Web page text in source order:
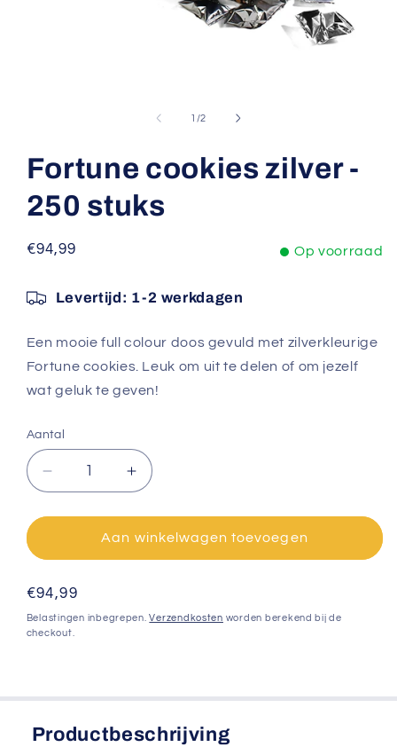
1 /van
2
Fortune cookies zilver -
250 stuks
Normale
€94,99 Op voorraad
Levertijd: 1-2 werkdagen
Een mooie full colour doos gevuld met zilverkleurige
Fortune cookies. Leuk om uit te delen of om jezelf
wat geluk te geven!
Aantal
Aantal
verlagen
voor
Fortune
cookies
-
250
stuks
Aantal
verhogen
voor
Fortune
cookies
250
Aan winkelwagen toevoegen
Normale
prijs
€94,99
Belastingen inbegrepen.Verzendkosten worden berekend bij de
checkout.
Productbeschrijving